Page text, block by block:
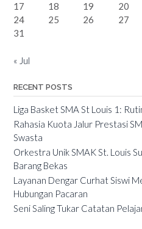
17
18 19 20
24
25 26 27
31
« Jul
RECENT POSTS
Liga Basket SMA St Louis 1:
Rahasia Kuota Jalur Prestasi
Swasta
Orkestra Unik SMAK St. Louis
Barang Bekas
Layanan Dengar Curhat Siswi
Hubungan Pacaran
Seni Saling Tukar Catatan